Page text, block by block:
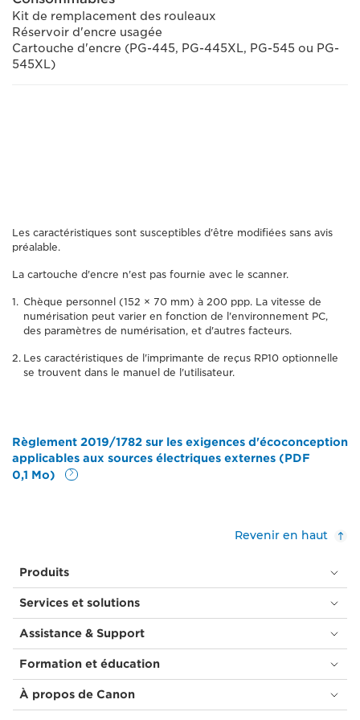
Kit de remplacement des rouleaux
Réservoir d'encre usagée
Cartouche d'encre (PG-445, PG-445XL, PG-545 ou PG-
545XL)
Les caractéristiques sont susceptibles d'être modifiées sans avis
préalable.
La cartouche d'encre n'est pas fournie avec le scanner.
Chèque personnel (152 × 70 mm) à 200 ppp. La vitesse de
numérisation peut varier en fonction de l'environnement PC,
des paramètres de numérisation, et d'autres facteurs.
Les caractéristiques de l'imprimante de reçus RP10 optionnelle
se trouvent dans le manuel de l'utilisateur.
Règlement 2019/1782 sur les exigences d'écoconception
applicables aux sources électriques externes (PDF
0,1 Mo)
Revenir en haut
Produits
Services et solutions
Assistance & Support
Formation et éducation
À propos de Canon